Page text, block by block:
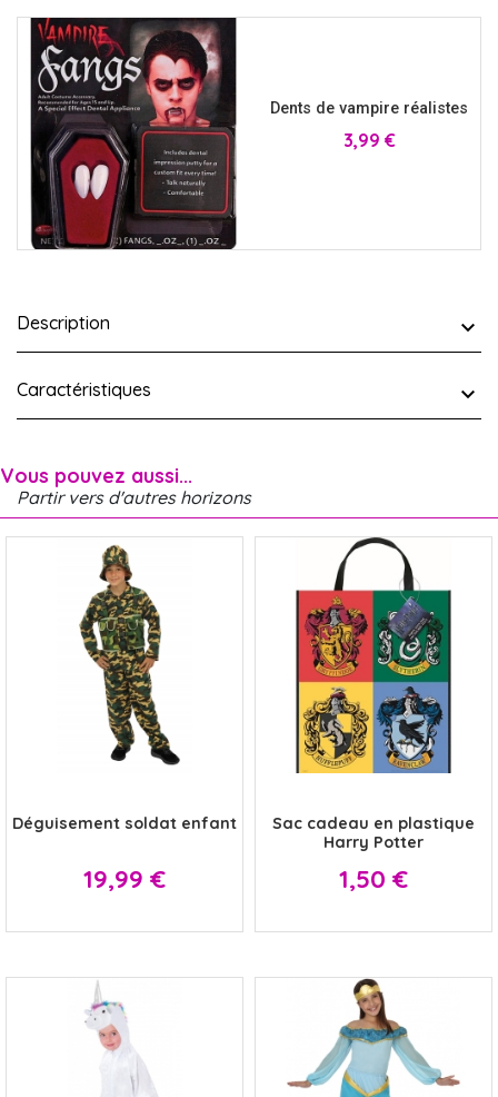
Dents de vampire réalistes
Prix
3,99 €
Description
Caractéristiques
Vous pouvez aussi...
Partir vers d'autres horizons
Déguisement soldat enfant
Prix
19,99 €
Sac cadeau en plastique
Harry Potter
Prix
1,50 €